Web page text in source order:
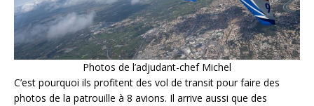
Photos de l’adjudant-chef Michel
C’est pourquoi ils profitent des vol de transit pour faire des
photos de la patrouille à 8 avions. Il arrive aussi que des